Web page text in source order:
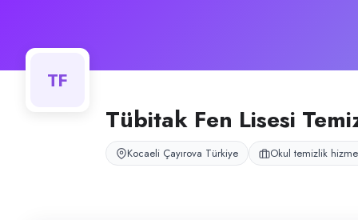
TF
Tübitak Fen Lisesi
Kocaeli Çayırova Türkiye Okul temizlik